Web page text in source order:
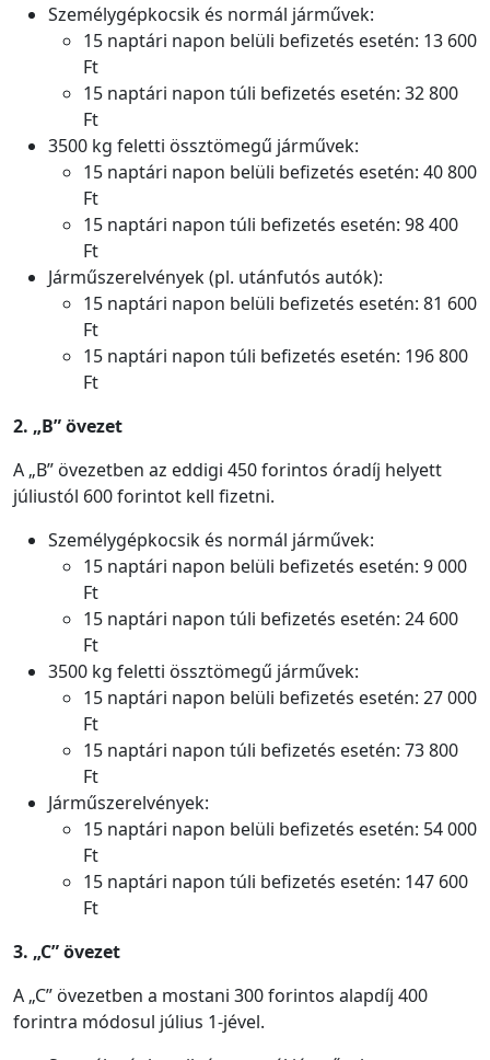
Személygépkocsik és normál járművek:
15 naptári napon belüli befizetés esetén: 13 600
Ft
15 naptári napon túli befizetés esetén: 32 800
Ft
3500 kg feletti össztömegű járművek:
15 naptári napon belüli befizetés esetén: 40 800
Ft
15 naptári napon túli befizetés esetén: 98 400
Ft
Járműszerelvények (pl. utánfutós autók):
15 naptári napon belüli befizetés esetén: 81 600
Ft
15 naptári napon túli befizetés esetén: 196 800
Ft
2. „B” övezet
A „B” övezetben az eddigi 450 forintos óradíj helyett
júliustól 600 forintot kell fizetni.
Személygépkocsik és normál járművek:
15 naptári napon belüli befizetés esetén: 9 000
Ft
15 naptári napon túli befizetés esetén: 24 600
Ft
3500 kg feletti össztömegű járművek:
15 naptári napon belüli befizetés esetén: 27 000
Ft
15 naptári napon túli befizetés esetén: 73 800
Ft
Járműszerelvények:
15 naptári napon belüli befizetés esetén: 54 000
Ft
15 naptári napon túli befizetés esetén: 147 600
Ft
3. „C” övezet
A „C” övezetben a mostani 300 forintos alapdíj 400
forintra módosul július 1-jével.